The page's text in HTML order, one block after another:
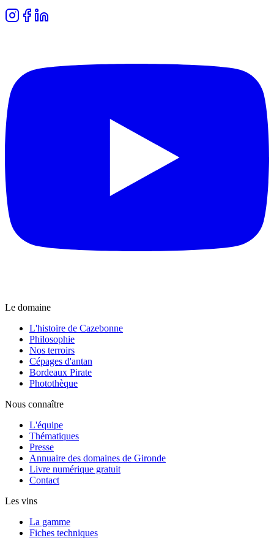
Le domaine
L'histoire de Cazebonne
Philosophie
Nos terroirs
Cépages d'antan
Bordeaux Pirate
Photothèque
Nous connaître
L'équipe
Thématiques
Presse
Annuaire des domaines de Gironde
Livre numérique gratuit
Contact
Les vins
La gamme
Fiches techniques